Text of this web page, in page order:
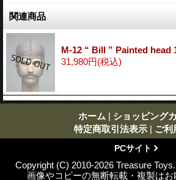
関連商品
M-12 “ Bill ” Painted head
31,980円(税込)
ホーム | ショッピング
特定商取引法表示 | ご利
PCサイト
Copyright (C) 2010-2026 Treasure
画像やコピーの無断転載・複製はお